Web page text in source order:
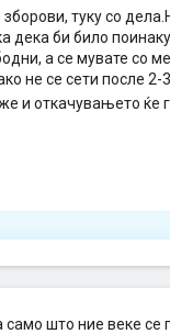
туку со
дека би било поинаку.
а се мувате
не се сети после
и откачувањето ќе
само што ние веке